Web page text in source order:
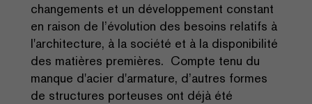
changements et un développement constant
en raison de l’évolution des besoins relatifs à
l'architecture, à la société et à la disponibilité
des matières premières. Compte tenu du
manque d'acier d'armature, d’autres formes
de structures porteuses ont déjà été